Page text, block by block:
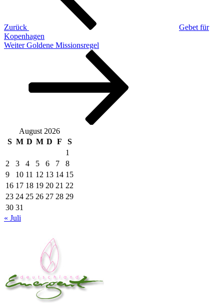
Zurück
Gebet für
Kopenhagen
Nächster
Weiter Goldene Missionsregel
August 2026
S M D M D F
S
1
2
3 4 5 6 7
8
9
10 11 12 13 14 15
16 17 18 19 20 21 22
23 24 25 26 27 28 29
30 31
« Juli